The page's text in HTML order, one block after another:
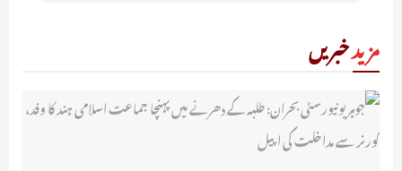
مزیدخبریں